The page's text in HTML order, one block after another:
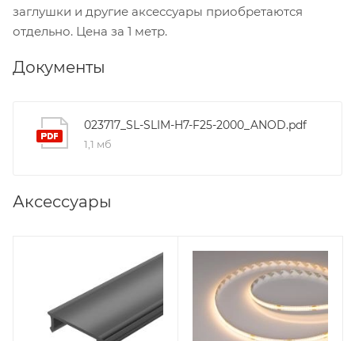
заглушки и другие аксессуары приобретаются
отдельно. Цена за 1 метр.
Документы
023717_SL-SLIM-H7-F25-2000_ANOD.pdf
1,1 мб
Аксессуары